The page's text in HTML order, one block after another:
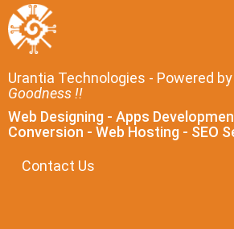
Urantia Technologies - Powered by
Goodness !!
Web Designing - Apps
Conversion - Web Hosting - SEO
Contact Us